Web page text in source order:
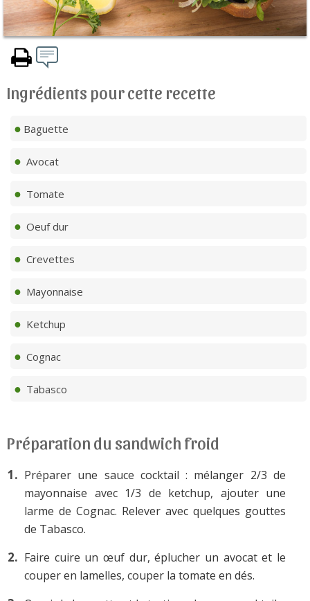
Ingrédients pour cette recette
Baguette
Avocat
Tomate
Oeuf dur
Crevettes
Mayonnaise
Ketchup
Cognac
Tabasco
Préparation du sandwich froid
Préparer une sauce cocktail : mélanger 2/3 de
mayonnaise avec 1/3 de ketchup, ajouter une
larme de Cognac. Relever avec quelques gouttes
de Tabasco.
Faire cuire un œuf dur, éplucher un avocat et le
couper en lamelles, couper la tomate en dés.